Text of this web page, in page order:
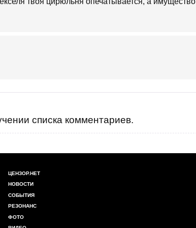
списка комментариев.
ЦЕНЗОР.НЕТ
НОВОСТИ
СОБЫТИЯ
РЕЗОНАНС
ФОТО